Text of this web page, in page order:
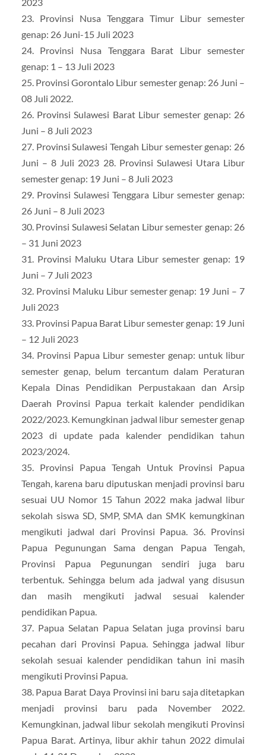
23. Provinsi Nusa Tenggara Timur Libur semester
genap: 26 Juni-15 Juli 2023
24. Provinsi Nusa Tenggara Barat Libur semester
genap: 1 – 13 Juli 2023
25. Provinsi Gorontalo Libur semester genap: 26 Juni –
08 Juli 2022.
26. Provinsi Sulawesi Barat Libur semester genap: 26
Juni – 8 Juli 2023
27. Provinsi Sulawesi Tengah Libur semester genap: 26
Juni – 8 Juli 2023 28. Provinsi Sulawesi Utara Libur
semester genap: 19 Juni – 8 Juli 2023
29. Provinsi Sulawesi Tenggara Libur semester genap:
26 Juni – 8 Juli 2023
30. Provinsi Sulawesi Selatan Libur semester genap: 26
– 31 Juni 2023
31. Provinsi Maluku Utara Libur semester genap: 19
Juni – 7 Juli 2023
32. Provinsi Maluku Libur semester genap: 19 Juni – 7
Juli 2023
33. Provinsi Papua Barat Libur semester genap: 19 Juni
– 12 Juli 2023
34. Provinsi Papua Libur semester genap: untuk libur
semester genap, belum tercantum dalam Peraturan
Kepala Dinas Pendidikan Perpustakaan dan Arsip
Daerah Provinsi Papua terkait kalender pendidikan
2022/2023. Kemungkinan jadwal libur semester genap
2023 di update pada kalender pendidikan tahun
2023/2024.
35. Provinsi Papua Tengah Untuk Provinsi Papua
Tengah, karena baru diputuskan menjadi provinsi baru
sesuai UU Nomor 15 Tahun 2022 maka jadwal libur
sekolah siswa SD, SMP, SMA dan SMK kemungkinan
mengikuti jadwal dari Provinsi Papua. 36. Provinsi
Papua Pegunungan Sama dengan Papua Tengah,
Provinsi Papua Pegunungan sendiri juga baru
terbentuk. Sehingga belum ada jadwal yang disusun
dan masih mengikuti jadwal sesuai kalender
pendidikan Papua.
37. Papua Selatan Papua Selatan juga provinsi baru
pecahan dari Provinsi Papua. Sehingga jadwal libur
sekolah sesuai kalender pendidikan tahun ini masih
mengikuti Provinsi Papua.
38. Papua Barat Daya Provinsi ini baru saja ditetapkan
menjadi provinsi baru pada November 2022.
Kemungkinan, jadwal libur sekolah mengikuti Provinsi
Papua Barat. Artinya, libur akhir tahun 2022 dimulai